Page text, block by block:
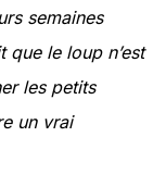
semaines
le loup n’est
les petits
un vrai